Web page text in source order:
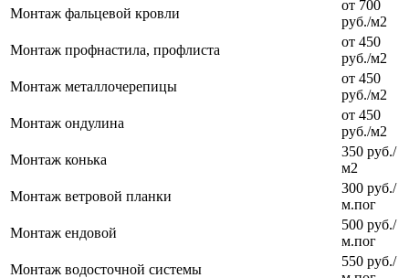
Монтаж фальцевой кровли
от 700
руб./м2
Монтаж профнастила, профлиста
от 450
руб./м2
Монтаж металлочерепицы
от 450
руб./м2
Монтаж ондулина
от 450
руб./м2
Монтаж конька
350 руб./
м2
Монтаж ветровой планки
300 руб./
м.пог
Монтаж ендовой
500 руб./
м.пог
Монтаж водосточной системы
550 руб./